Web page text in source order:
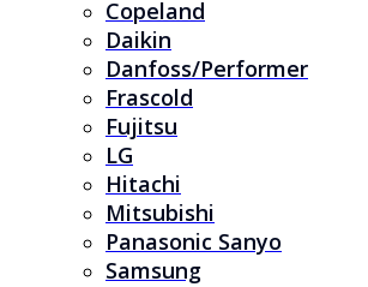
Copeland
Daikin
Danfoss/Performer
Frascold
Fujitsu
LG
Hitachi
Mitsubishi
Panasonic Sanyo
Samsung